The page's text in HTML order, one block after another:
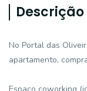
No Portal das
apartamento,